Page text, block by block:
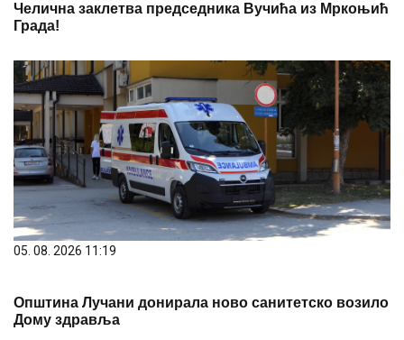
Челична заклетва председника Вучића из Мркоњић
Града!
05. 08. 2026 11:19
Општина Лучани донирала ново санитетско возило
Дому здравља